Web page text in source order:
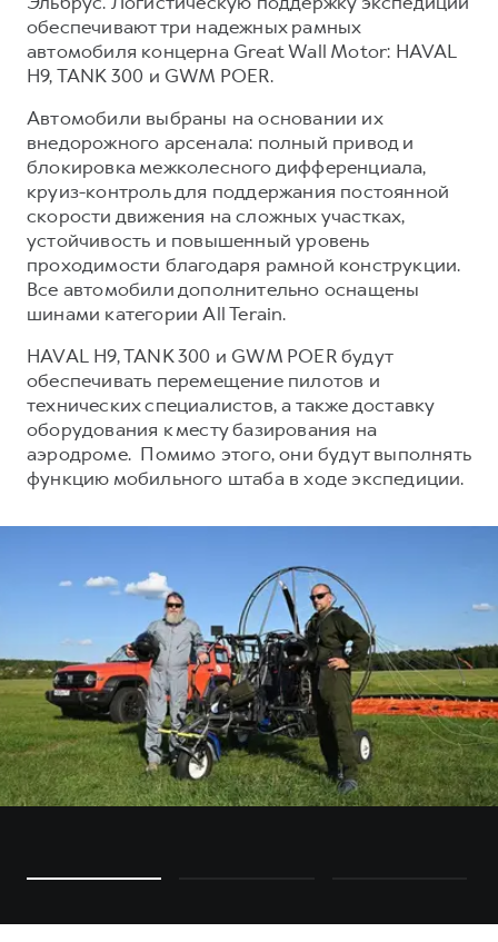
HAVAL Лизинг
Автомобильные аксессуары
Коллекция CITY
Коллекция Базовая
Коллекция Детская
АКСЕССУАРЫ HAVAL
Автомобильные аксессуары
Коллекция CITY
Коллекция Базовая
Коллекция Детская
обеспечивают три надежных рамных
автомобиля концерна Great Wall Motor: HAVAL
H9, TANK 300 и GWM POER.
Автомобили выбраны на основании их
внедорожного арсенала: полный привод и
блокировка межколесного дифференциала,
круиз-контроль для поддержания постоянной
скорости движения на сложных участках,
устойчивость и повышенный уровень
проходимости благодаря рамной конструкции.
Все автомобили дополнительно оснащены
шинами категории All Terain.
HAVAL H9, TANK 300 и GWM POER будут
обеспечивать перемещение пилотов и
технических специалистов, а также доставку
оборудования к месту базирования на
аэродроме. Помимо этого, они будут выполнять
функцию мобильного штаба в ходе экспедиции.